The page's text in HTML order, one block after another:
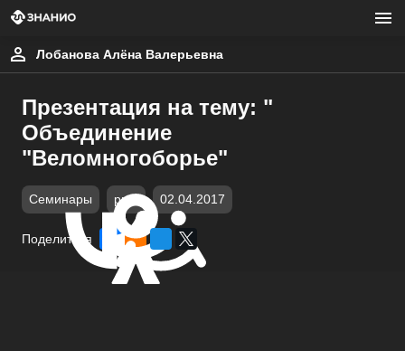
Лобанова Алёна Валерьевна
Презентация на тему: "
Объединение
"Веломногоборье"
Семинары pptx 02.04.2017
Поделиться